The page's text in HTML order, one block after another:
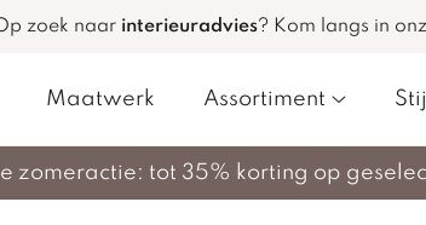
zoek naar interieuradvies? Kom langs in
Maatwerk Assortiment
zomeractie: tot 35% korting op